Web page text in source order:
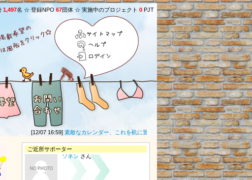
1,497名 ☆ 登録NPO 67団体 ☆ 実施中のプロジェクト 0 PJT
サイトマップ
ヘルプ
ログイン
[12/07 16:59]素敵なカレンダー、これを机に置いて、一年間やる気モリモリ！ 他のグッズ
ご近所サポーター
ソネン さん